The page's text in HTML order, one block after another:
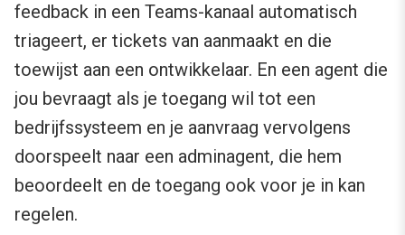
feedback in een Teams-kanaal automatisch
triageert, er tickets van aanmaakt en die
toewijst aan een ontwikkelaar. En een agent die
jou bevraagt als je toegang wil tot een
bedrijfssysteem en je aanvraag vervolgens
doorspeelt naar een adminagent, die hem
beoordeelt en de toegang ook voor je in kan
regelen.